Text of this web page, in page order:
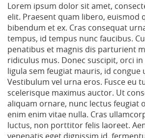
Lorem ipsum dolor sit amet,
elit. Praesent quam libero, euismod
bibendum et ex. Cras consequat
tempus, id tempus nunc faucibus.
penatibus et magnis dis parturient
ridiculus mus. Donec suscipit, orci
ligula sem feugiat mauris, id congue
Vestibulum vel urna eros. Fusce eu
scelerisque maximus auctor. Ut
aliquam ornare, nunc lectus feugiat
enim enim vitae nulla. Cras
luctus, non porttitor felis laoreet.